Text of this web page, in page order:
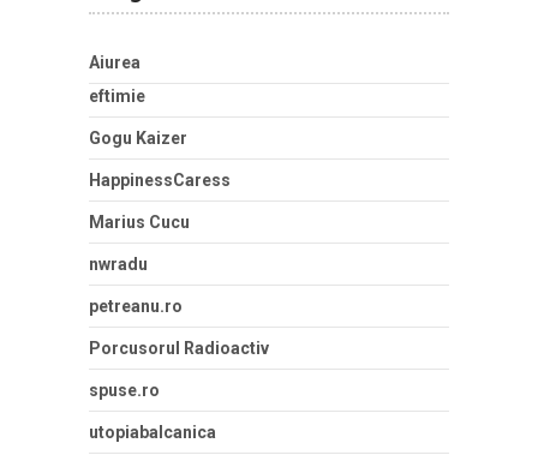
Aiurea
eftimie
Gogu Kaizer
HappinessCaress
Marius Cucu
nwradu
petreanu.ro
Porcusorul Radioactiv
spuse.ro
utopiabalcanica